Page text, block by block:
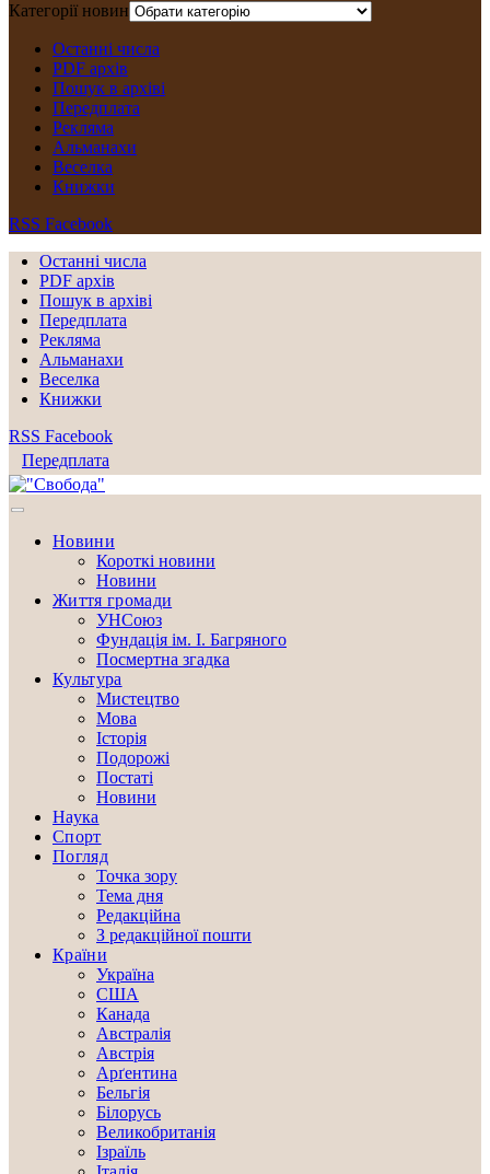
Категорії новин
Останні числа
PDF архів
Пошук в архіві
Передплата
Рекляма
Альманахи
Веселка
Книжки
RSS Facebook
Останні числа
PDF архів
Пошук в архіві
Передплата
Рекляма
Альманахи
Веселка
Книжки
RSS Facebook
Передплата
Новини
Короткі новини
Новини
Життя громади
УНСоюз
Фундація ім. І. Багряного
Посмертна згадка
Культура
Мистецтво
Мова
Історія
Подорожі
Постаті
Новини
Наука
Спорт
Погляд
Точка зору
Тема дня
Редакційна
З редакційної пошти
Країни
Україна
США
Канада
Австралія
Австрія
Арґентина
Бельгія
Білорусь
Великобританія
Ізраїль